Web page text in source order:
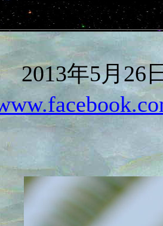
2013年5月26